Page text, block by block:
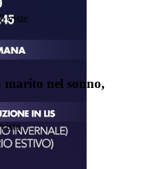
viste
marito nel sonno,